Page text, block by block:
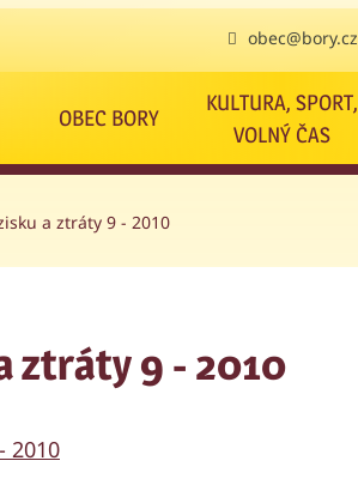
obec@bory.cz
OBEC BORY
KULTURA, SPORT,
VOLNÝ ČAS
a ztráty 9 - 2010
ztráty 9 - 2010
2010